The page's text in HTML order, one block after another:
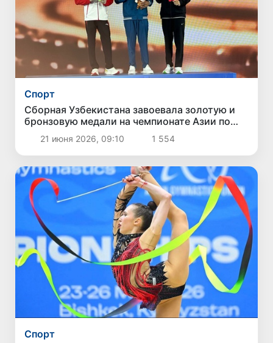
Спорт
Сборная Узбекистана завоевала золотую и
бронзовую медали на чемпионате Азии по
спортивной гимнастике
21 июня 2026, 09:10 1 554
Спорт